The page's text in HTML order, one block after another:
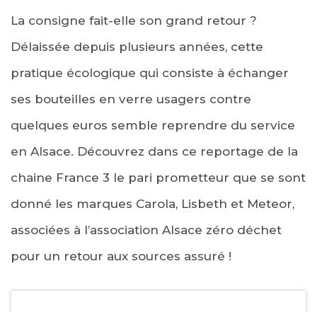
La consigne fait-elle son grand retour ?
Délaissée depuis plusieurs années, cette
pratique écologique qui consiste à échanger
ses bouteilles en verre usagers contre
quelques euros semble reprendre du service
en Alsace. Découvrez dans ce reportage de la
chaine France 3 le pari prometteur que se sont
donné les marques Carola, Lisbeth et Meteor,
associées à l’association Alsace zéro déchet
pour un retour aux sources assuré !